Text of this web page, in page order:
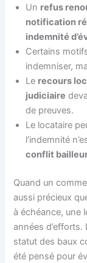
Un refus
notification
indemnité
Certains
indemniser,
Le recours
judiciaire
de preuves.
Le locataire
l’indemnité
conflit
Quand un
aussi précieux
à échéance, une
années d’efforts.
statut des baux
été pensé pour